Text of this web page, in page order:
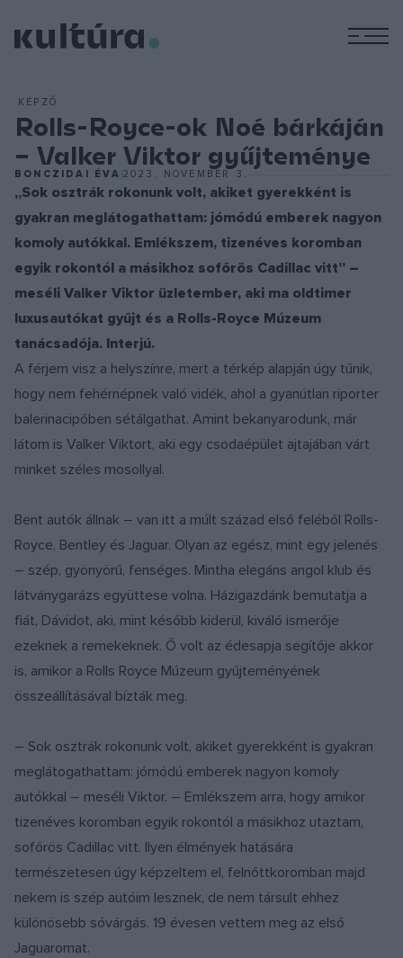
KÉPZŐ
Rolls-Royce-ok Noé bárkáján
– Valker Viktor gyűjteménye
BONCZIDAI ÉVA 2023. NOVEMBER 3.
„Sok osztrák rokonunk volt, akiket gyerekként is
gyakran meglátogathattam: jómódú emberek nagyon
komoly autókkal. Emlékszem, tizenéves koromban
egyik rokontól a másikhoz sofőrös Cadillac vitt” –
meséli Valker Viktor üzletember, aki ma oldtimer
luxusautókat gyűjt és a Rolls-Royce Múzeum
tanácsadója. Interjú.
A férjem visz a helyszínre, mert a térkép alapján úgy tűnik,
hogy nem fehérnépnek való vidék, ahol a gyanútlan riporter
balerinacipőben sétálgathat. Amint bekanyarodunk, már
látom is Valker Viktort, aki egy csodaépület ajtajában várt
minket széles mosollyal.
Bent autók állnak – van itt a múlt század első feléből Rolls-
Royce, Bentley és Jaguar. Olyan az egész, mint egy jelenés
– szép, gyönyörű, fenséges. Mintha elegáns angol klub és
látványgarázs együttese volna. Házigazdánk bemutatja a
fiát, Dávidot, aki, mint később kiderül, kiváló ismerője
ezeknek a remekeknek. Ő volt az édesapja segítője akkor
is, amikor a Rolls Royce Múzeum gyűjteményének
összeállításával bízták meg.
– Sok osztrák rokonunk volt, akiket gyerekként is gyakran
meglátogathattam: jómódú emberek nagyon komoly
autókkal – meséli Viktor. – Emlékszem arra, hogy amikor
tizenéves koromban egyik rokontól a másikhoz utaztam,
sofőrös Cadillac vitt. Ilyen élmények hatására
természetesen úgy képzeltem el, felnőttkoromban majd
nekem is szép autóim lesznek, de nem társult ehhez
különösebb sóvárgás. 19 évesen vettem meg az első
Jaguaromat.